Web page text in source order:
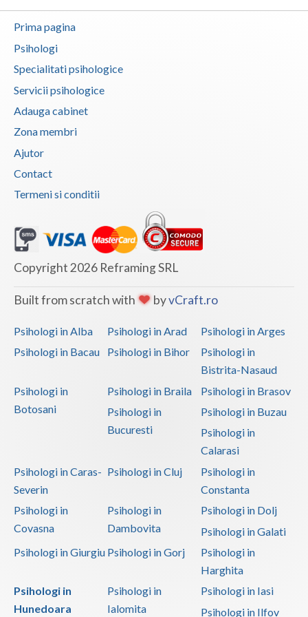
Psihoterapie - Interventie psihoterapeutica in ... (2)
Psihoterapie - Interventie psihoterapeutica in ... (2)
Psihoterapie - Interventie psihoterapeutica in ... (2)
Psihoterapie - Interventie psihoterapeutica in ... (2)
Psihoterapie - Interventie psihoterapeutica in ... (2)
Psihoterapie - Interventie psihoterapeutica in ... (1)
Psihoterapie - Interventie psihoterapeutica in ... (2)
Psihoterapie - Interventie psihoterapeutica in ... (2)
Psihoterapie - Interventie psihoterapeutica in ... (2)
Psihoterapie - Interventie psihoterapeutica in ... (1)
Psihoterapie - Interventie psihoterapeutica in ... (1)
Psihoterapie - Interventie psihoterapeutica in ... (3)
Psihoterapie suportiva (3)
Psihoterapie, asistenta si consultanta psihologica (2)
Psihoterapie- Interventie psihoterapeutica in b... (2)
Psihoterapie/ consiliere online (via skype) (1)
Prima pagina
Psihologi
Specialitati psihologice
Servicii psihologice
Adauga cabinet
Zona membri
Ajutor
Contact
Termeni si conditii
Copyright 2026 Reframing SRL
Built from scratch with byvCraft.ro
Psihologi in Alba Psihologi in Arad
Psihologi in Arges
Psihologi in Bacau
Psihologi in Bihor
Psihologi in
Bistrita-Nasaud
Psihologi in
Botosani
Psihologi in Braila
Psihologi in Brasov
Psihologi in
Bucuresti
Psihologi in Buzau
Psihologi in
Calarasi
Psihologi in Caras-
Severin
Psihologi in Cluj
Psihologi in
Constanta
Psihologi in
Covasna
Psihologi in
Dambovita
Psihologi in Dolj
Psihologi in Galati
Psihologi in Giurgiu Psihologi in Gorj
Psihologi in
Harghita
Psihologi in
Hunedoara
Psihologi in
Ialomita
Psihologi in Iasi
Psihologi in Ilfov